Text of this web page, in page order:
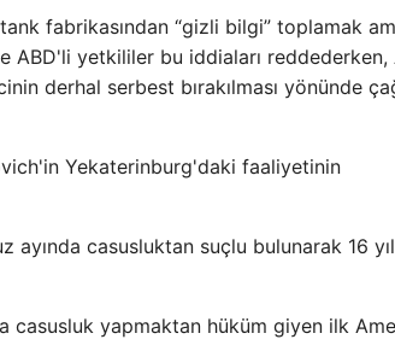
fabrikasından “gizli bilgi” toplamak
ABD'li yetkililer bu iddiaları reddederken,
derhal serbest bırakılması yönünde
Yekaterinburg'daki faaliyetinin
ayında casusluktan suçlu bulunarak 16
casusluk yapmaktan hüküm giyen ilk